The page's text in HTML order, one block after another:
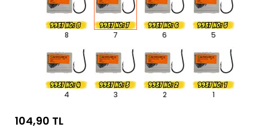
8 7 6 5
4 3 2 1
104,90 TL